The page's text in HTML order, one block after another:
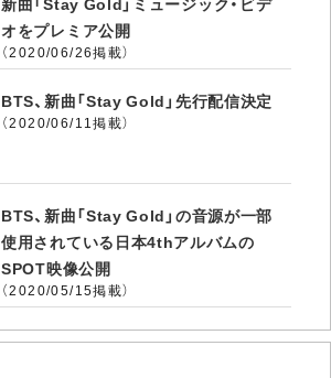
オをプレミア公開
（2020/06/26掲載）
BTS、新曲「Stay Gold」先行配信決定
（2020/06/11掲載）
BTS、新曲「Stay Gold」の音源が一部
使用されている日本4thアルバムの
SPOT映像公開
（2020/05/15掲載）